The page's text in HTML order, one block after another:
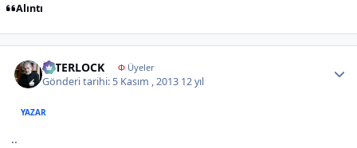
Alıntı
İNTERLOCK ΦÜyeler
Gönderi tarihi: 5 Kasım , 2013 12 yıl
YAZAR
..